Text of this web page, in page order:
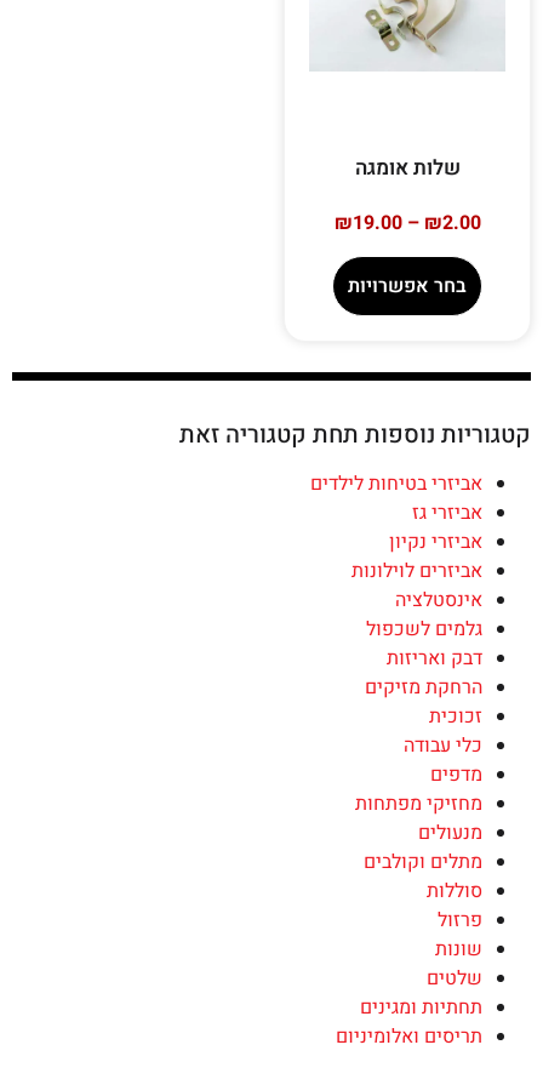
שלות אומגה
₪2.00
–
₪19.00
בחר אפשרויות
קטגוריות נוספות תחת קטגוריה זאת
אביזרי בטיחות לילדים
אביזרי גז
אביזרי נקיון
אביזרים לוילונות
אינסטלציה
גלמים לשכפול
דבק ואריזות
הרחקת מזיקים
זכוכית
כלי עבודה
מדפים
מחזיקי מפתחות
מנעולים
מתלים וקולבים
סוללות
פרזול
שונות
שלטים
תחתיות ומגינים
תריסים ואלומיניום